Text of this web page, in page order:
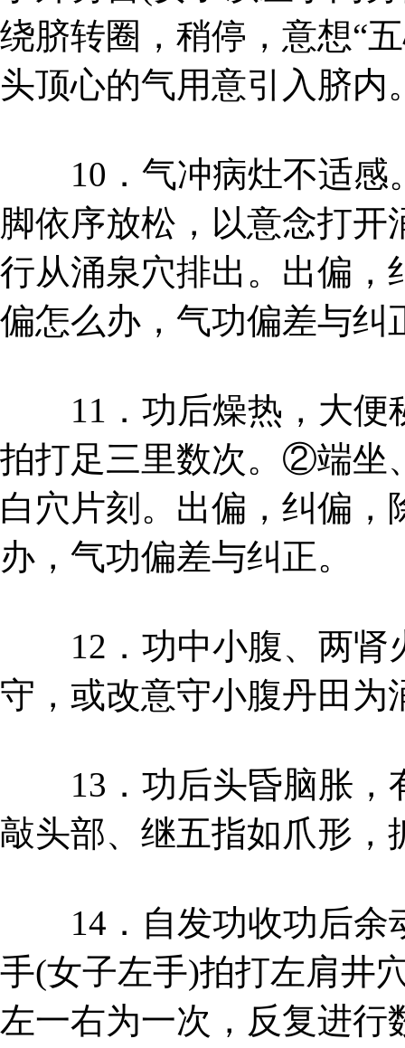
绕脐转圈，稍停，意想“
头顶心的气用意引入脐
10．气冲病灶不适感
脚依序放松，以意念打
行从涌泉穴排出。出偏，
偏怎么办，气功偏差与纠
11．功后燥热，大便
拍打足三里数次。②端坐
白穴片刻。出偏，纠偏
办，气功偏差与纠正。
12．功中小腹、两肾
守，或改意守小腹丹田为
13．功后头昏脑胀，
敲头部、继五指如爪形，
14．自发功收功后余
手(女子左手)拍打左肩井
左一右为一次，反复进